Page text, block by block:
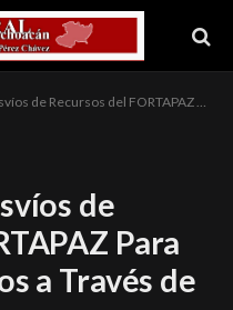
del FORTAPAZ Para los Ayuntamientos a Través de la SCOP
de
Para
a Través de